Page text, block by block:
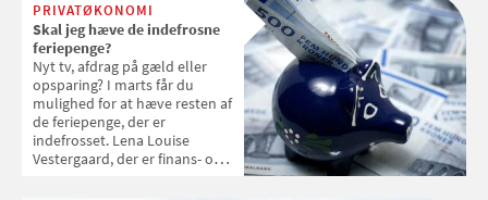
PRIVATØKONOMI
Skal jeg hæve de indefrosne
feriepenge?
Nyt tv, afdrag på gæld eller
opsparing? I marts får du
mulighed for at hæve resten af
de feriepenge, der er
indefrosset. Lena Louise
Vestergaard, der er finans- og